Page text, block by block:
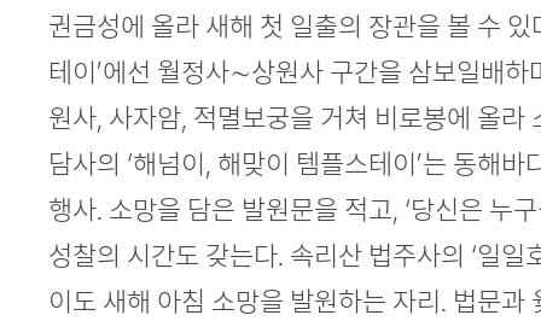
권금성에 올라 새해 첫 일출의 장관을 볼 수 있
테이’에선 월정사∼상원사 구간을 삼보일배하
원사, 사자암, 적멸보궁을 거쳐 비로봉에 올라
담사의 ‘해넘이, 해맞이 템플스테이’는 동해
행사. 소망을 담은 발원문을 적고, ‘당신은 누
성찰의 시간도 갖는다. 속리산 법주사의 ‘일
이도 새해 아침 소망을 발원하는 자리. 법문과